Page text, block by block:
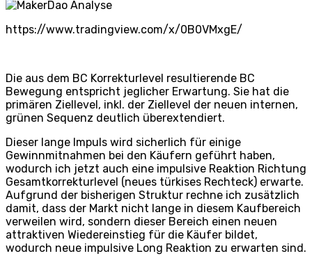
https://www.tradingview.com/x/0B0VMxgE/
Die aus dem BC Korrekturlevel resultierende BC
Bewegung entspricht jeglicher Erwartung. Sie hat die
primären Ziellevel, inkl. der Ziellevel der neuen internen,
grünen Sequenz deutlich überextendiert.
Dieser lange Impuls wird sicherlich für einige
Gewinnmitnahmen bei den Käufern geführt haben,
wodurch ich jetzt auch eine impulsive Reaktion Richtung
Gesamtkorrekturlevel (neues türkises Rechteck) erwarte.
Aufgrund der bisherigen Struktur rechne ich zusätzlich
damit, dass der Markt nicht lange in diesem Kaufbereich
verweilen wird, sondern dieser Bereich einen neuen
attraktiven Wiedereinstieg für die Käufer bildet,
wodurch neue impulsive Long Reaktion zu erwarten sind.